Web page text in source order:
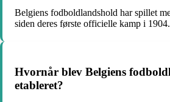
Belgiens fodboldlandshold har spillet
siden deres første officielle kamp i
Hvornår blev Belgiens
etableret?